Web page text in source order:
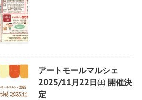
アートモールマルシェ
2025/11月22日㈯ 開催決
定